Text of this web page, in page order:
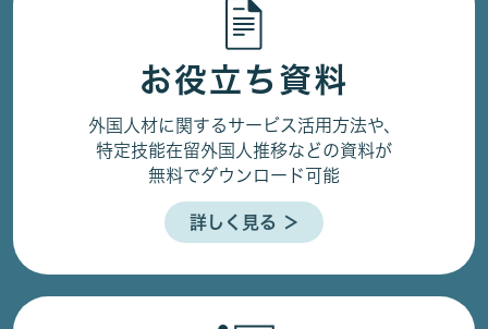
お役立ち資料
外国人材に関するサービス活用方法や、
特定技能在留外国人推移などの資料が
無料でダウンロード可能
詳しく見る ＞